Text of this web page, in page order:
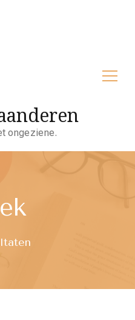
ongeziene.